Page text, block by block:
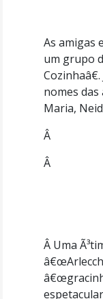
As amigas
um grupo
nomes das
Maria,
Â
Â
Â Uma